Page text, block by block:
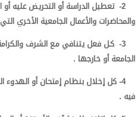
2- تعطيل الدراسة أو التحريض عليه
والمحاضرات والأعمال الجامعية الأخري
3- كـل فعل يتنافي مـع الشرف
الجامعة أو خارجها .
4- كل إخلال بنظام إمتحان أو
فيه .